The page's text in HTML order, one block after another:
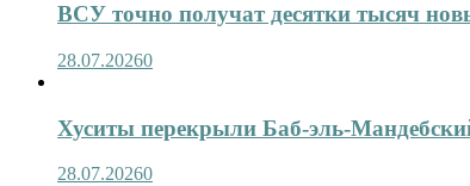
ВСУ точно получат десятки тысяч
28.07.20260
Хуситы перекрыли Баб-эль-
28.07.20260